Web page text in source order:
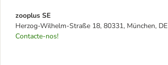
zooplus SE
Herzog-Wilhelm-Straße 18, 80331, München, DE
Contacte-nos!